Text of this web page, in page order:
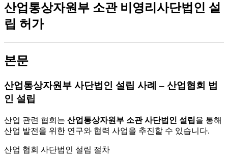
산업통상자원부 소관 비영리사단법인 설
립 허가
본문
산업통상자원부 사단법인 설립 사례 – 산업협회 법
인 설립
산업 관련 협회는 산업통상자원부 소관 사단법인 설립을 통해
산업 발전을 위한 연구와 협력 사업을 추진할 수 있습니다.
산업 협회 사단법인 설립 절차